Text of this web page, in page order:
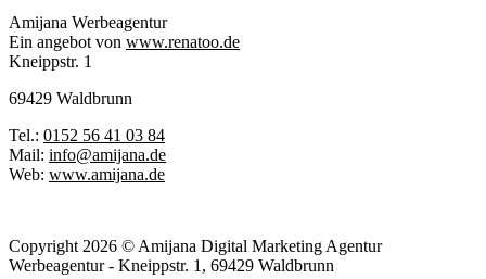
Amijana Werbeagentur
Ein angebot von www.renatoo.de
Kneippstr. 1
69429 Waldbrunn
Tel.: 0152 56 41 03 84
Mail: info@amijana.de
Web: www.amijana.de
Copyright 2026 © Amijana Digital Marketing Agentur
Werbeagentur - Kneippstr. 1, 69429 Waldbrunn